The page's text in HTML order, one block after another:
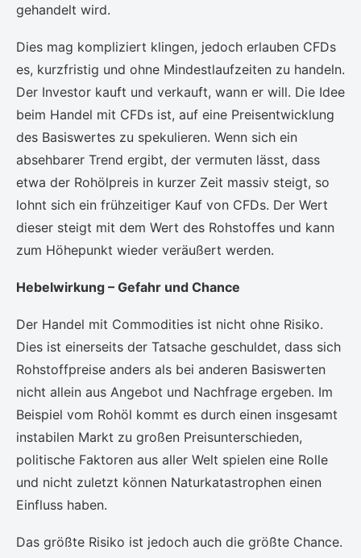
gehandelt wird.
Dies mag kompliziert klingen, jedoch erlauben CFDs
es, kurzfristig und ohne Mindestlaufzeiten zu handeln.
Der Investor kauft und verkauft, wann er will. Die Idee
beim Handel mit CFDs ist, auf eine Preisentwicklung
des Basiswertes zu spekulieren. Wenn sich ein
absehbarer Trend ergibt, der vermuten lässt, dass
etwa der Rohölpreis in kurzer Zeit massiv steigt, so
lohnt sich ein frühzeitiger Kauf von CFDs. Der Wert
dieser steigt mit dem Wert des Rohstoffes und kann
zum Höhepunkt wieder veräußert werden.
Hebelwirkung – Gefahr und Chance
Der Handel mit Commodities ist nicht ohne Risiko.
Dies ist einerseits der Tatsache geschuldet, dass sich
Rohstoffpreise anders als bei anderen Basiswerten
nicht allein aus Angebot und Nachfrage ergeben. Im
Beispiel vom Rohöl kommt es durch einen insgesamt
instabilen Markt zu großen Preisunterschieden,
politische Faktoren aus aller Welt spielen eine Rolle
und nicht zuletzt können Naturkatastrophen einen
Einfluss haben.
Das größte Risiko ist jedoch auch die größte Chance.